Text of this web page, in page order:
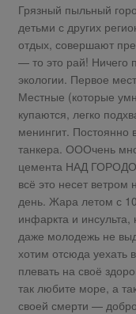
Грязный пыльный
детьми с других
отдых, совершают
— то это рай! Ничего
экологии. Первое
Местные (которые
купаются, легко
менингит. Постоянно
танкера. ОООчень
цемента НАД
всё это несет ветром
день. Жара летом с
инфаркта и
даже молодежь не
хотим отсюда уехать
плевать на своё
так любите море, а
своей смерти —